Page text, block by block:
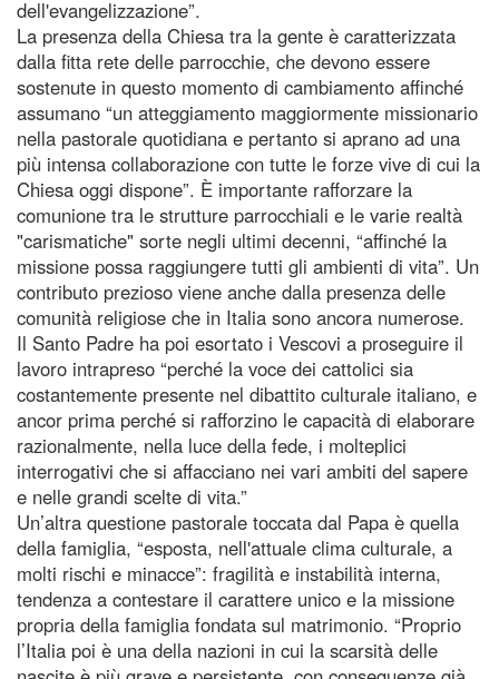
dell'evangelizzazione”.
La presenza della Chiesa tra la gente è caratterizzata
dalla fitta rete delle parrocchie, che devono essere
sostenute in questo momento di cambiamento affinché
assumano “un atteggiamento maggiormente missionario
nella pastorale quotidiana e pertanto si aprano ad una
più intensa collaborazione con tutte le forze vive di cui la
Chiesa oggi dispone”. È importante rafforzare la
comunione tra le strutture parrocchiali e le varie realtà
"carismatiche" sorte negli ultimi decenni, “affinché la
missione possa raggiungere tutti gli ambienti di vita”. Un
contributo prezioso viene anche dalla presenza delle
comunità religiose che in Italia sono ancora numerose.
Il Santo Padre ha poi esortato i Vescovi a proseguire il
lavoro intrapreso “perché la voce dei cattolici sia
costantemente presente nel dibattito culturale italiano, e
ancor prima perché si rafforzino le capacità di elaborare
razionalmente, nella luce della fede, i molteplici
interrogativi che si affacciano nei vari ambiti del sapere
e nelle grandi scelte di vita.”
Un’altra questione pastorale toccata dal Papa è quella
della famiglia, “esposta, nell'attuale clima culturale, a
molti rischi e minacce”: fragilità e instabilità interna,
tendenza a contestare il carattere unico e la missione
propria della famiglia fondata sul matrimonio. “Proprio
l’Italia poi è una della nazioni in cui la scarsità delle